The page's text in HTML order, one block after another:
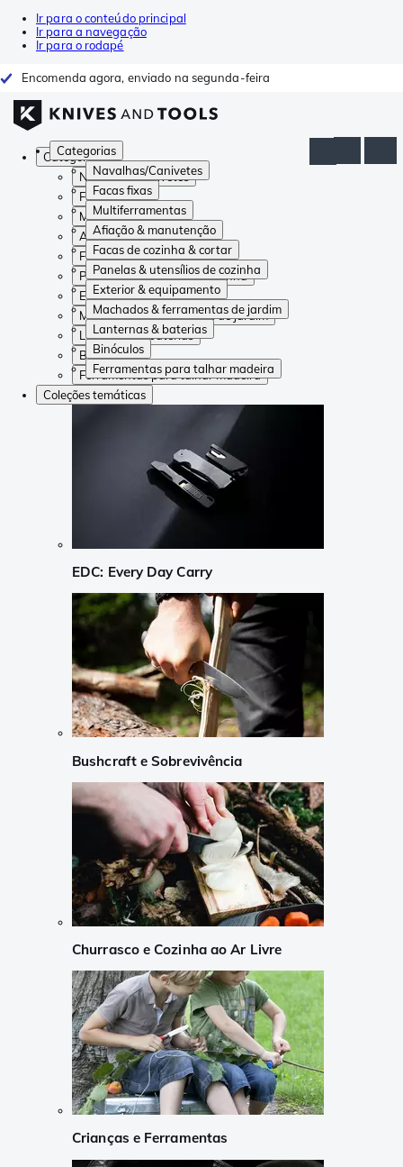
Ir para o conteúdo principal
Ir para a navegação
Ir para o rodapé
Encomenda agora, enviado na segunda-feira
Categorias
Navalhas/Canivetes
Facas fixas
Multiferramentas
Afiação & manutenção
Facas de cozinha & cortar
Panelas & utensílios de cozinha
Exterior & equipamento
Machados & ferramentas de jardim
Lanternas & baterias
Binóculos
Ferramentas para talhar madeira
Categorias
Navalhas/Canivetes
Facas fixas
Multiferramentas
Afiação & manutenção
Facas de cozinha & cortar
Panelas & utensílios de cozinha
Exterior & equipamento
Machados & ferramentas de jardim
Lanternas & baterias
Binóculos
Ferramentas para talhar madeira
Coleções temáticas
EDC: Every Day Carry
Bushcraft e Sobrevivência
Churrasco e Cozinha ao Ar Livre
Crianças e Ferramentas